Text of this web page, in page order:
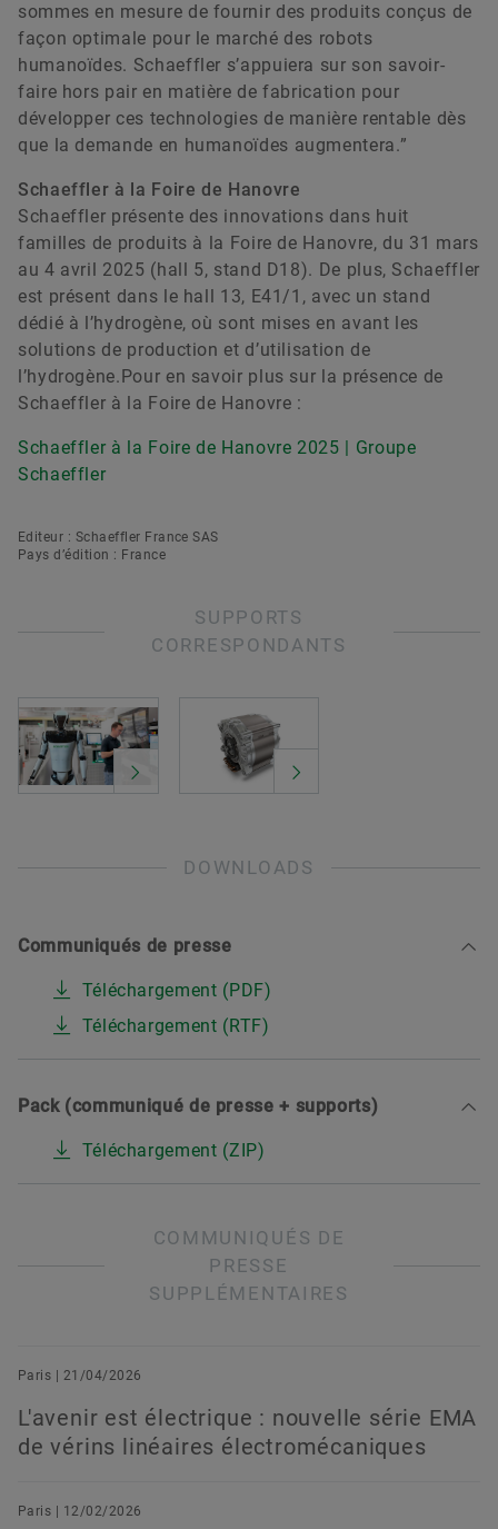
sommes en mesure de fournir des produits conçus de
façon optimale pour le marché des robots
humanoïdes. Schaeffler s’appuiera sur son savoir-
faire hors pair en matière de fabrication pour
développer ces technologies de manière rentable dès
que la demande en humanoïdes augmentera.”
Schaeffler à la Foire de Hanovre
Schaeffler présente des innovations dans huit
familles de produits à la Foire de Hanovre, du 31 mars
au 4 avril 2025 (hall 5, stand D18). De plus, Schaeffler
est présent dans le hall 13, E41/1, avec un stand
dédié à l’hydrogène, où sont mises en avant les
solutions de production et d’utilisation de
l’hydrogène.Pour en savoir plus sur la présence de
Schaeffler à la Foire de Hanovre :
Schaeffler à la Foire de Hanovre 2025 | Groupe
Schaeffler
Editeur : Schaeffler France SAS
Pays d’édition : France
SUPPORTS
CORRESPONDANTS
DOWNLOADS
Communiqués de presse
Téléchargement (PDF)
Téléchargement (RTF)
Pack (communiqué de presse + supports)
Téléchargement (ZIP)
COMMUNIQUÉS DE
PRESSE
SUPPLÉMENTAIRES
Paris | 21/04/2026
L'avenir est électrique : nouvelle série EMA
de vérins linéaires électromécaniques
Paris | 12/02/2026